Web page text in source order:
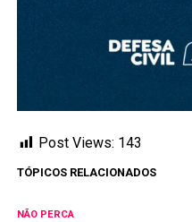
Post Views: 143
TÓPICOS RELACIONADOS
NÃO PERCA